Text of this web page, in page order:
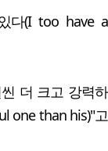
다(I too have a
더 크고 강력하
one than his)"고